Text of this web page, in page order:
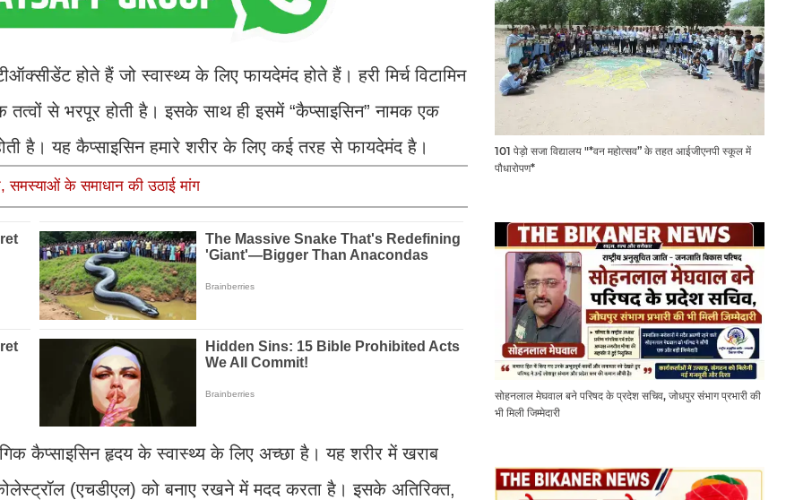
होते हैं जो स्वास्थ्य के लिए फायदेमंद होते हैं। हरी मिर्च विटामिन
से भरपूर होती है। इसके साथ ही इसमें “कैप्साइसिन” नामक एक
है। यह कैप्साइसिन हमारे शरीर के लिए कई तरह से फायदेमंद है।
समस्याओं के समाधान की उठाई मांग
कैप्साइसिन हृदय के स्वास्थ्य के लिए अच्छा है। यह शरीर में खराब
(एचडीएल) को बनाए रखने में मदद करता है। इसके अतिरिक्त,
101 पेड़ो सजा विद्यालय "*वन महोत्सव” के तहत आईजीएनपी स्कूल में
पौधारोपण*
सोहनलाल मेघवाल बने परिषद के प्रदेश सचिव, जोधपुर संभाग प्रभारी की
भी मिली जिम्मेदारी